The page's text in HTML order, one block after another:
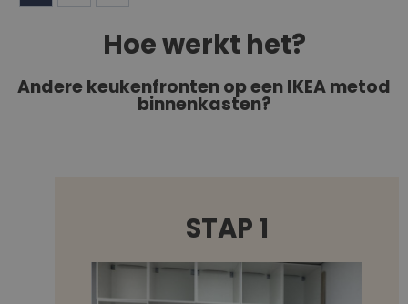
Hoe werkt het?
Andere keukenfronten op een IKEA metod
binnenkasten?
STAP 1